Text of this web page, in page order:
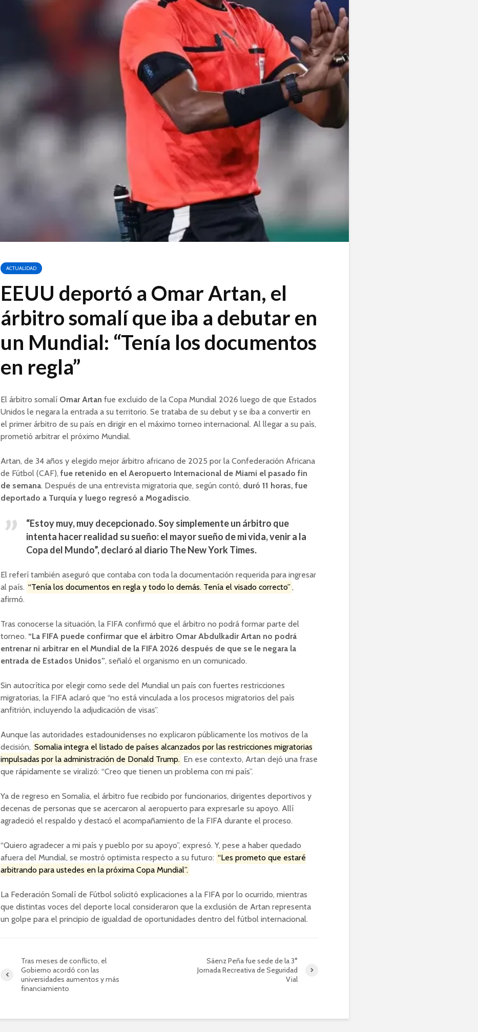
ACTUALIDAD
EEUU deportó a Omar Artan, el
árbitro somalí que iba a debutar en
un Mundial: “Tenía los documentos
en regla”
El árbitro somalí Omar Artan fue excluido de la Copa Mundial 2026 luego de que Estados
Unidos le negara la entrada a su territorio. Se trataba de su debut y se iba a convertir en
el primer árbitro de su país en dirigir en el máximo torneo internacional. Al llegar a su país,
prometió arbitrar el próximo Mundial.
Artan, de 34 años y elegido mejor árbitro africano de 2025 por la Confederación Africana
de Fútbol (CAF), fue retenido en el Aeropuerto Internacional de Miami el pasado fin
de semana. Después de una entrevista migratoria que, según contó, duró 11 horas, fue
deportado a Turquía y luego regresó a Mogadiscio.
“Estoy muy, muy decepcionado. Soy simplemente un árbitro que
intenta hacer realidad su sueño: el mayor sueño de mi vida, venir a la
Copa del Mundo”, declaró al diario The New York Times.
El referí también aseguró que contaba con toda la documentación requerida para ingresar
al país. “Tenía los documentos en regla y todo lo demás. Tenía el visado correcto”,
afirmó.
Tras conocerse la situación, la FIFA confirmó que el árbitro no podrá formar parte del
torneo. “La FIFA puede confirmar que el árbitro Omar Abdulkadir Artan no podrá
entrenar ni arbitrar en el Mundial de la FIFA 2026 después de que se le negara la
entrada de Estados Unidos”, señaló el organismo en un comunicado.
Sin autocrítica por elegir como sede del Mundial un país con fuertes restricciones
migratorias, la FIFA aclaró que “no está vinculada a los procesos migratorios del país
anfitrión, incluyendo la adjudicación de visas”.
Aunque las autoridades estadounidenses no explicaron públicamente los motivos de la
decisión, Somalia integra el listado de países alcanzados por las restricciones migratorias
impulsadas por la administración de Donald Trump. En ese contexto, Artan dejó una frase
que rápidamente se viralizó: “Creo que tienen un problema con mi país”.
Ya de regreso en Somalia, el árbitro fue recibido por funcionarios, dirigentes deportivos y
decenas de personas que se acercaron al aeropuerto para expresarle su apoyo. Allí
agradeció el respaldo y destacó el acompañamiento de la FIFA durante el proceso.
“Quiero agradecer a mi país y pueblo por su apoyo”, expresó. Y, pese a haber quedado
afuera del Mundial, se mostró optimista respecto a su futuro: “Les prometo que estaré
arbitrando para ustedes en la próxima Copa Mundial”.
La Federación Somalí de Fútbol solicitó explicaciones a la FIFA por lo ocurrido, mientras
que distintas voces del deporte local consideraron que la exclusión de Artan representa
un golpe para el principio de igualdad de oportunidades dentro del fútbol internacional.
Tras meses de conflicto, el
Gobierno acordó con las
universidades aumentos y más
financiamiento
Sáenz Peña fue sede de la 3°
Jornada Recreativa de Seguridad
Vial